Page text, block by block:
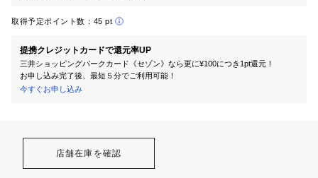
取得予定ポイント数： 45 pt
提携クレジットカードで還元率UP
三井ショッピングパークカード《セゾン》なら更に¥100につき1pt還元！
お申し込み完了後、最短５分でご利用可能！
今すぐお申し込み
店舗在庫を確認